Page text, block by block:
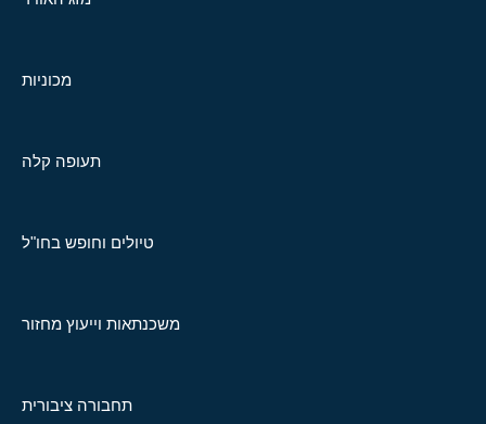
מכוניות
תעופה קלה
טיולים וחופש בחו"ל
משכנתאות וייעוץ מחזור
תחבורה ציבורית